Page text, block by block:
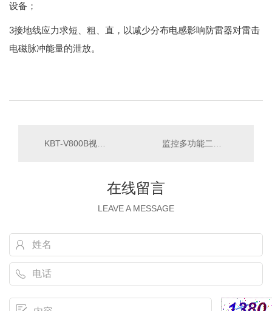
设备；
3接地线应力求短、粗、直，以减少分布电感影响防雷器对雷击
电磁脉冲能量的泄放。
在线留言
LEAVE A MESSAGE